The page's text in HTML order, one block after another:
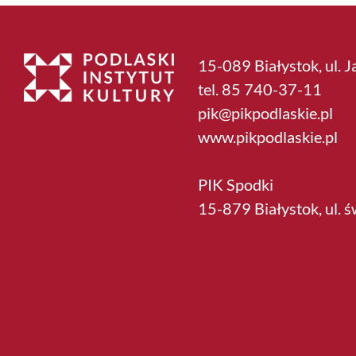
15-089 Białystok, ul.
tel. 85 740-37-11
pik@pikpodlaskie.pl
www.pikpodlaskie.pl
PIK Spodki
15-879 Białystok, ul.